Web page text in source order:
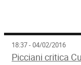
18:37 - 04/02/2016
Picciani critica